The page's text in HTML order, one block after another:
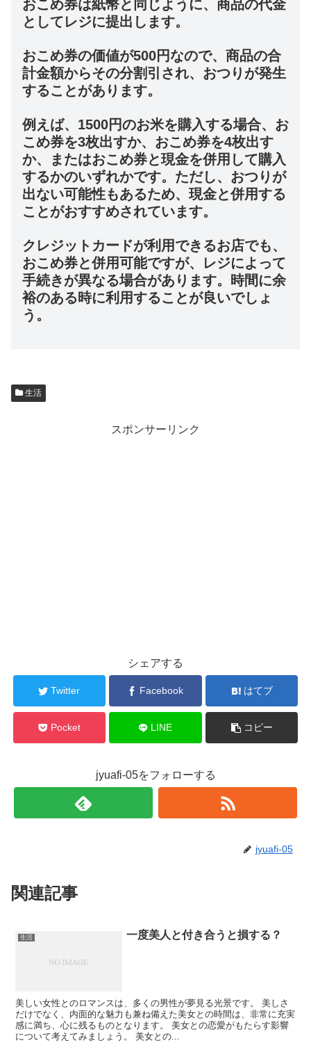
おこめ券は紙幣と同じように、商品の代金
としてレジに提出します。
おこめ券の価値が500円なので、商品の合
計金額からその分割引され、おつりが発生
することがあります。
例えば、1500円のお米を購入する場合、お
こめ券を3枚出すか、おこめ券を4枚出す
か、またはおこめ券と現金を併用して購入
するかのいずれかです。ただし、おつりが
出ない可能性もあるため、現金と併用する
ことがおすすめされています。
クレジットカードが利用できるお店でも、
おこめ券と併用可能ですが、レジによって
手続きが異なる場合があります。時間に余
裕のある時に利用することが良いでしょ
う。
生活
スポンサーリンク
シェアする
Twitter Facebook はてブ
Pocket LINE コピー
jyuafi-05をフォローする
jyuafi-05
関連記事
生活 一度美人と付き合うと損する？
美しい女性とのロマンスは、多くの男性が夢見る光景です。 美しさ
だけでなく、内面的な魅力も兼ね備えた美女との時間は、非常に充実
感に満ち、心に残るものとなります。 美女との恋愛がもたらす影響
について考えてみましょう。 美女との...